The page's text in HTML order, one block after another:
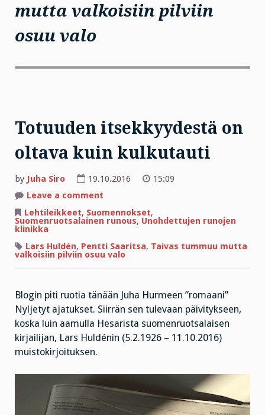
mutta valkoisiin pilviin
osuu valo
Totuuden itsekkyydestä on
oltava kuin kulkutauti
by Juha Siro 19.10.2016
15:09
Leave a comment
itsekkyydestä
on
kulkutauti
Lehtileikkeet, Suomennokset,
Suomenruotsalainen runous, Unohdettujen runojen
klinikka
Lars Huldén, Pentti Saaritsa, Taivas tummuu mutta
valkoisiin pilviin osuu valo
Blogin piti ruotia tänään Juha Hurmeen ”romaani”
Nyljetyt ajatukset. Siirrän sen tulevaan päivitykseen,
koska luin aamulla Hesarista suomenruotsalaisen
kirjailijan, Lars Huldénin (5.2.1926 – 11.10.2016)
muistokirjoituksen.